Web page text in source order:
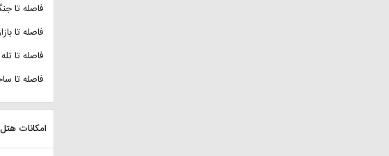
فاصله تا جنگل
فاصله تا بازار
فاصله تا تله
فاصله تا ساحل
امکانات هتل